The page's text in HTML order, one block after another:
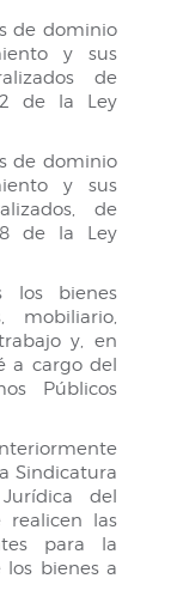
de dominio
y sus
de
de la Ley
de dominio
y sus
de
de la Ley
los bienes
mobiliario,
y, en
a cargo del
Públicos
Sindicatura
del
las
para la
los bienes a